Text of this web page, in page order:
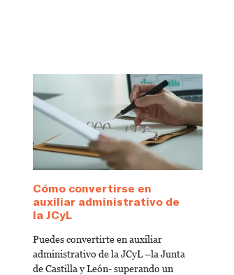
Cómo convertirse en
auxiliar administrativo de
la JCyL
Puedes convertirte en auxiliar
administrativo de la JCyL –la Junta
de Castilla y León- superando un